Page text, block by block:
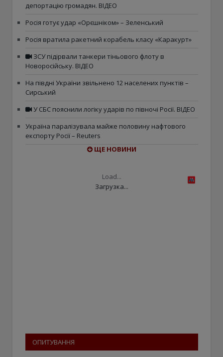
депортацію громадян. ВІДЕО
Росія готує удар «Орєшніком» – Зеленський
Росія вратила ракетний корабель класу «Каракурт»
ЗСУ підірвали танкери тіньового флоту в
Новоросійську. ВІДЕО
На півдні України звільнено 12 населених пунктів –
Сирський
У СБС пояснили логіку ударів по півночі Росії. ВІДЕО
Україна паралізувала майже половину нафтового
експорту Росії – Reuters
ЩЕ НОВИНИ
Load...
Загрузка...
ОПИТУВАННЯ